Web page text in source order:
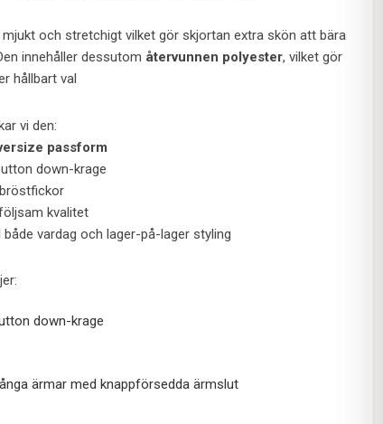
mjukt och stretchigt vilket gör skjortan extra skön att bära
innehåller dessutom återvunnen polyester, vilket gör
hållbart val
vi den:
passform
down-krage
kvalitet
vardag och lager-på-lager styling
down-krage
ärmar med knappförsedda ärmslut